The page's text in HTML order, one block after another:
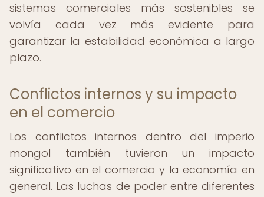
sistemas comerciales más sostenibles se
volvía cada vez más evidente para
garantizar la estabilidad económica a largo
plazo.
Conflictos internos y su impacto
en el comercio
Los conflictos internos dentro del imperio
mongol también tuvieron un impacto
significativo en el comercio y la economía en
general. Las luchas de poder entre diferentes